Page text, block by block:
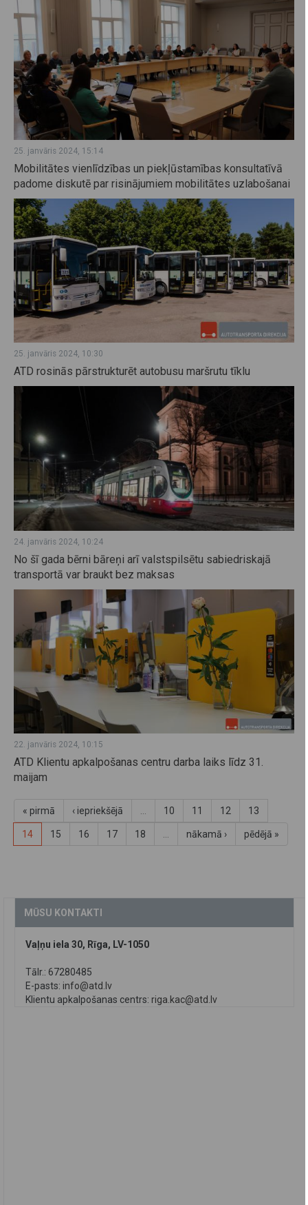
25. janvāris 2024, 15:14
Mobilitātes vienlīdzības un piekļūstamības konsultatīvā
padome diskutē par risinājumiem mobilitātes uzlabošanai
25. janvāris 2024, 10:30
ATD rosinās pārstrukturēt autobusu maršrutu tīklu
24. janvāris 2024, 10:24
No šī gada bērni bāreņi arī valstspilsētu sabiedriskajā
transportā var braukt bez maksas
22. janvāris 2024, 10:15
ATD Klientu apkalpošanas centru darba laiks līdz 31.
maijam
« pirmā ‹ iepriekšējā … 10 11 12 13
14 15 16 17 18 … nākamā › pēdējā »
MŪSU KONTAKTI
Vaļņu iela 30, Rīga, LV-1050
Tālr.: 67280485
E-pasts: info@atd.lv
Klientu apkalpošanas centrs: riga.kac@atd.lv